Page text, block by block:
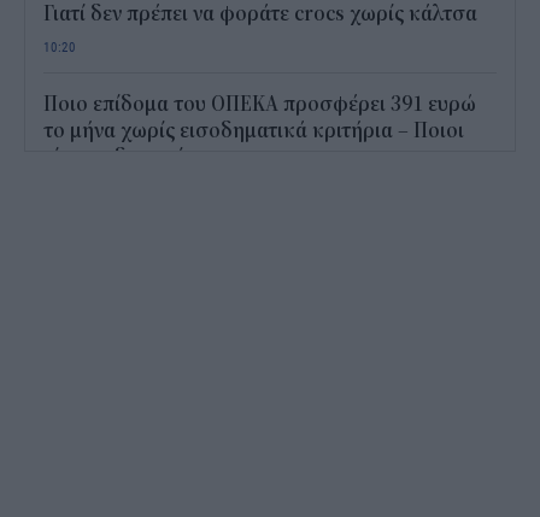
Γιατί δεν πρέπει να φοράτε crocs χωρίς κάλτσα
10:20
Ποιο επίδομα του ΟΠΕΚΑ προσφέρει 391 ευρώ
το μήνα χωρίς εισοδηματικά κριτήρια – Ποιοι
είναι οι δικαιούχοι